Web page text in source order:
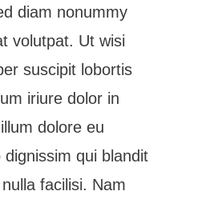
diam nonummy
volutpat. Ut wisi
suscipit lobortis
iriure dolor in
dolore eu
qui blandit
facilisi. Nam